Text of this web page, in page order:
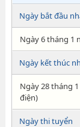
Ngày bắt đầu
Ngày 6 tháng 1
Ngày kết thúc
Ngày 28 tháng
điện)
Ngày thi tuyển